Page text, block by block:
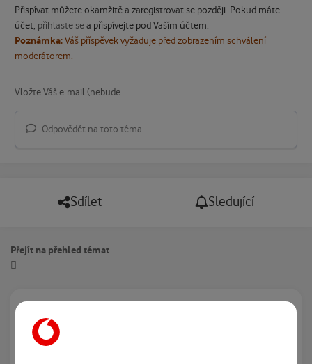
Přispívat můžete okamžitě a zaregistrovat se později. Pokud máte
účet, přihlaste sea přispívejte pod Vaším účtem.
Poznámka:Váš příspěvek vyžaduje před zobrazením schválení
moderátorem.
Odpovědět na toto téma...
Sdílet Sledující
Přejít na přehled témat
Právě prohlíží tuto stránku